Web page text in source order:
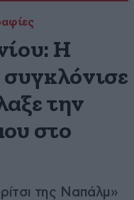
Η
την
στο
της Ναπάλμ»